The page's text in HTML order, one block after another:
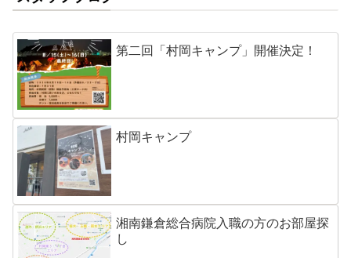
第二回「村岡キャンプ」開催決定！
村岡キャンプ
湘南鎌倉総合病院入職の方のお部屋探
し